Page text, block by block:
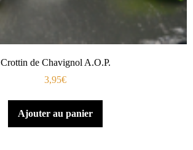
Crottin de Chavignol A.O.P.
3,95€
Ajouter au panier